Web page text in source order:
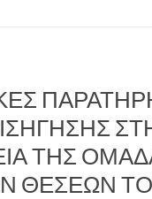
ΤΗΣ
ΘΕΣΕΩΝ